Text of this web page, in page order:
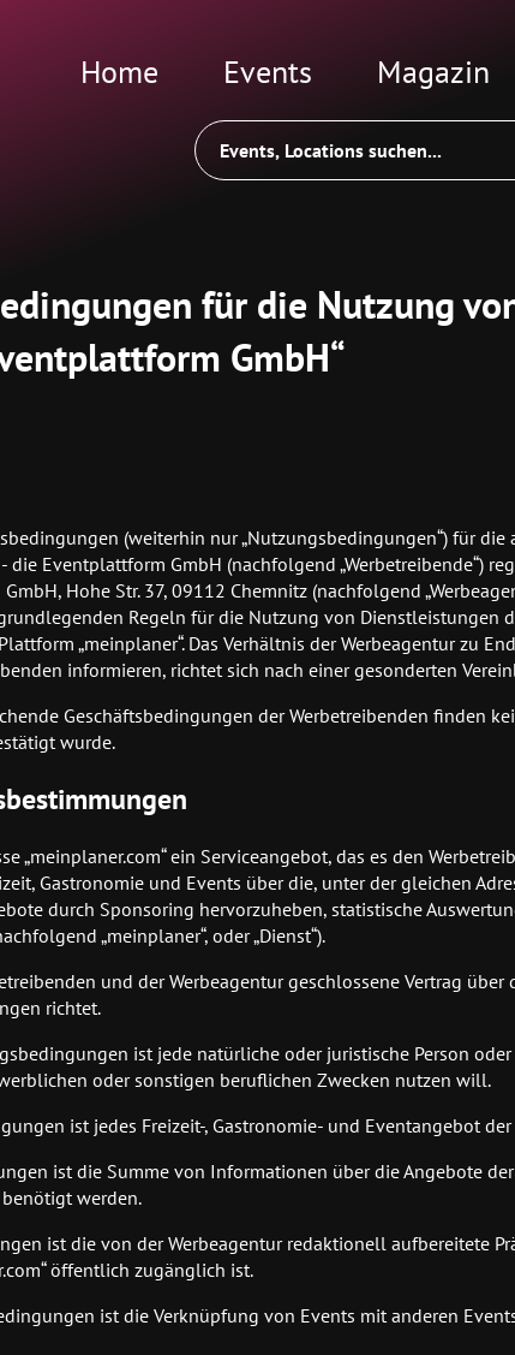
Home Events Magazin
für die Nutzung
GmbH“
(weiterhin nur „Nutzungsbedingungen“) für die
Eventplattform GmbH (nachfolgend „Werbetreibende“)
Hohe Str. 37, 09112 Chemnitz (nachfolgend
Regeln für die Nutzung von Dienstleistungen
„meinplaner“. Das Verhältnis der Werbeagentur zu
informieren, richtet sich nach einer gesonderten
Geschäftsbedingungen der Werbetreibenden finden
wurde.
„meinplaner.com“ ein Serviceangebot, das es den
Gastronomie und Events über die, unter der gleichen
durch Sponsoring hervorzuheben, statistische
„meinplaner“, oder „Dienst“).
und der Werbeagentur geschlossene Vertrag
richtet.
ist jede natürliche oder juristische Person
oder sonstigen beruflichen Zwecken nutzen will.
ist jedes Freizeit-, Gastronomie- und Eventangebot
ist die Summe von Informationen über die Angebote
werden.
ist die von der Werbeagentur redaktionell aufbereitete
öffentlich zugänglich ist.
ist die Verknüpfung von Events mit anderen